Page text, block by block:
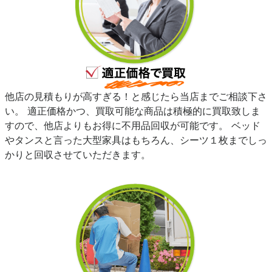
他店の見積もりが高すぎる！と感じたら当店までご相談下さ
い。 適正価格かつ、買取可能な商品は積極的に買取致しま
すので、他店よりもお得に不用品回収が可能です。 ベッド
やタンスと言った大型家具はもちろん、シーツ１枚までしっ
かりと回収させていただきます。